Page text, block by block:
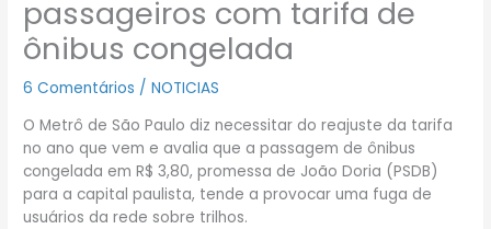
passageiros com tarifa de
ônibus congelada
6 Comentários /NOTICIAS
O Metrô de São Paulo diz necessitar do reajuste da tarifa
no ano que vem e avalia que a passagem de ônibus
congelada em R$ 3,80, promessa de João Doria (PSDB)
para a capital paulista, tende a provocar uma fuga de
usuários da rede sobre trilhos.